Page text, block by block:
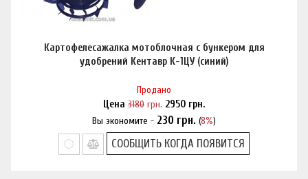
Картофелесажалка мотоблочная с бункером для
удобрений Кентавр К-1ЦУ (синий)
Продано
Цена 3180 грн. 2950 грн.
Вы экономите - 230 грн. (8%)
Нашли дешевле?
СООБЩИТЬ КОГДА ПОЯВИТСЯ